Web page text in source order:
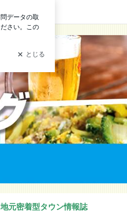
ログイン
地元密着型タウン情報誌